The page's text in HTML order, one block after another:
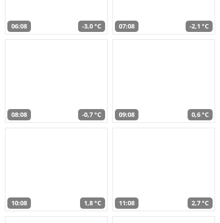
06:08 -3,0 °C 07:08 -2,1 °C
08:08 -0,7 °C 09:08 0,6 °C
10:08 1,8 °C 11:08 2,7 °C